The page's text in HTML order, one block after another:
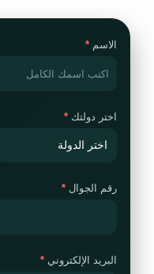
الاسم
اختر دولتك
رقم الجوال
البريد الإلكتروني